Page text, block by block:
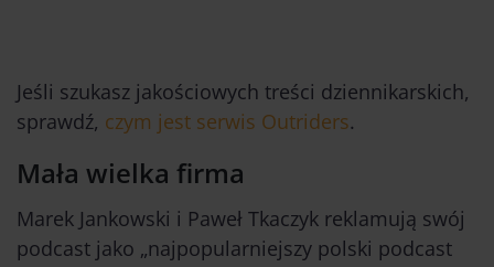
Jeśli szukasz jakościowych treści dziennikarskich,
sprawdź, czym jest serwis Outriders.
Mała wielka firma
Marek Jankowski i Paweł Tkaczyk reklamują swój
podcast jako „najpopularniejszy polski podcast